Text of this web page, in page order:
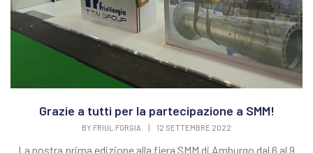
Grazie a tutti per la partecipazione a SMM!
BY FRIUL.FORGIA | 12 SETTEMBRE 2022
La nostra prima edizione alla fiera SMM di Amburgo dal 6 al 9